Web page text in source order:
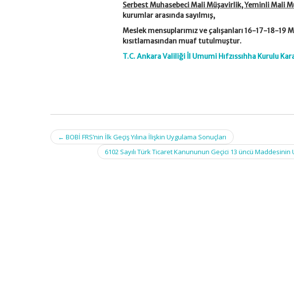
Serbest Muhasebeci Mali Müşavirlik, Yeminli Mali
kurumlar arasında sayılmış,
Meslek mensuplarımız ve çalışanları 16-17-18-19
kısıtlamasından muaf tutulmuştur.
T.C. Ankara Valiliği İl Umumi Hıfzıssıhha Kurulu
Post
navigation
← BOBİ FRS’nin İlk Geçiş Yılına İlişkin Uygulama Sonuçları
6102 Sayılı Türk Ticaret Kanununun Geçici 13 üncü